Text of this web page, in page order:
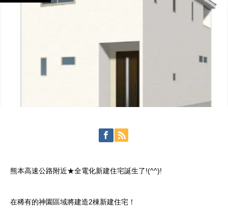
熊本高速公路附近★全電化新建住宅誕生了!(^^)!
在稀有的神園區域將建造2棟新建住宅！